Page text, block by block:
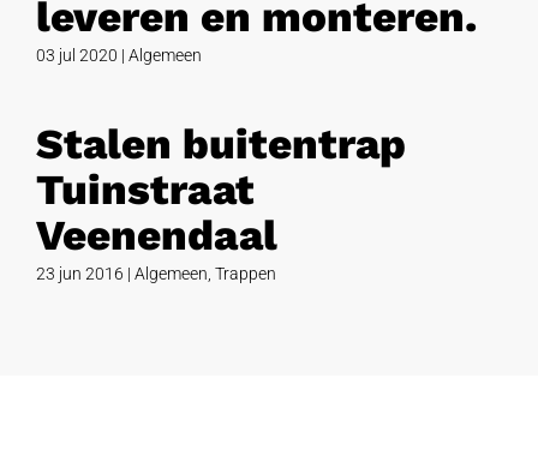
leveren en monteren.
03 jul 2020 | Algemeen
Stalen buitentrap
Tuinstraat
Veenendaal
23 jun 2016 | Algemeen Trappen